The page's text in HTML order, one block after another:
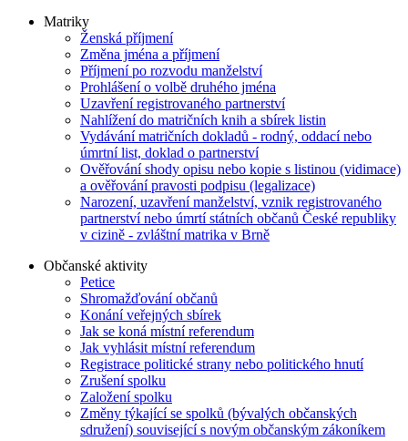
Matriky
Ženská příjmení
Změna jména a příjmení
Příjmení po rozvodu manželství
Prohlášení o volbě druhého jména
Uzavření registrovaného partnerství
Nahlížení do matričních knih a sbírek listin
Vydávání matričních dokladů - rodný, oddací nebo
úmrtní list, doklad o partnerství
Ověřování shody opisu nebo kopie s listinou (vidimace)
a ověřování pravosti podpisu (legalizace)
Narození, uzavření manželství, vznik registrovaného
partnerství nebo úmrtí státních občanů České republiky
v cizině - zvláštní matrika v Brně
Občanské aktivity
Petice
Shromažďování občanů
Konání veřejných sbírek
Jak se koná místní referendum
Jak vyhlásit místní referendum
Registrace politické strany nebo politického hnutí
Zrušení spolku
Založení spolku
Změny týkající se spolků (bývalých občanských
sdružení) související s novým občanským zákoníkem